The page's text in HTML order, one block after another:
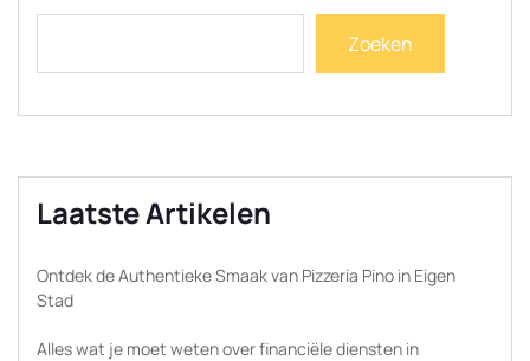
Zoeken
Laatste Artikelen
Ontdek de Authentieke Smaak van Pizzeria Pino in Eigen
Stad
Alles wat je moet weten over financiële diensten in